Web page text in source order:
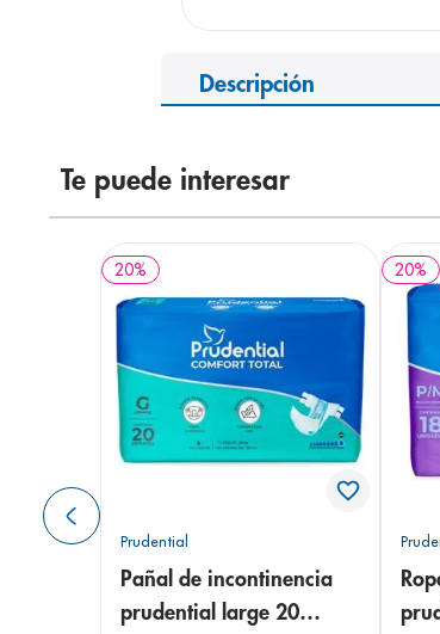
Descripción
Te puede interesar
20%
Prudential
Pañal de incontinencia
prudential large 20
20%